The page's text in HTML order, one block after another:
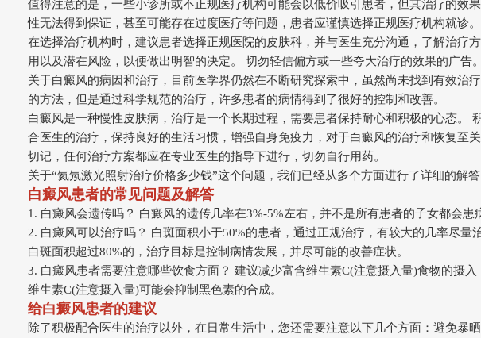
值得注意的是，一些小诊所或不正规医疗机构可能会以低价吸引患者，但其治疗的效
性无法得到保证，甚至可能存在过度医疗等问题，患者应谨慎选择正规医疗机构就诊。
在选择治疗机构时，建议患者选择正规医院的皮肤科，并与医生充分沟通，了解治疗
用以及潜在风险，以便做出明智的决定。 切勿轻信偏方或一些夸大治疗的效果的广告。
关于白癜风的病因和治疗，目前医学界仍然在不断研究探索中，虽然尚未找到有效治
的方法，但是通过科学规范的治疗，许多患者的病情得到了很好的控制和改善。
白癜风是一种慢性皮肤病，治疗是一个长期过程，需要患者保持耐心和积极的心态。
合医生的治疗，保持良好的生活习惯，增强自身免疫力，对于白癜风的治疗和恢复至关
切记，任何治疗方案都应在专业医生的指导下进行，切勿自行用药。
关于“氦氖激光照射治疗价格多少钱”这个问题，我们已经从多个方面进行了详细的解答
白癜风患者的常见问题及解答
1. 白癜风会遗传吗？ 白癜风的遗传几率在3%-5%左右，并不是所有患者的子女都会患
2. 白癜风可以治疗吗？ 白斑面积小于50%的患者，通过正规治疗，有较大的几率尽量
白斑面积超过80%的，治疗目标是控制病情发展，并尽可能的改善症状。
3. 白癜风患者需要注意哪些饮食方面？ 建议减少富含维生素C(注意摄入量)食物的摄入
维生素C(注意摄入量)可能会抑制黑色素的合成。
给白癜风患者的建议
除了积极配合医生的治疗以外，在日常生活中，您还需要注意以下几个方面：避免暴